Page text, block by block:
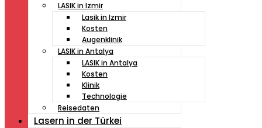
LASIK in Izmir
Lasik in Izmir
Kosten
Augenklinik
LASIK in Antalya
LASIK in Antalya
Kosten
Klinik
Technologie
Reisedaten
Lasern in der Türkei